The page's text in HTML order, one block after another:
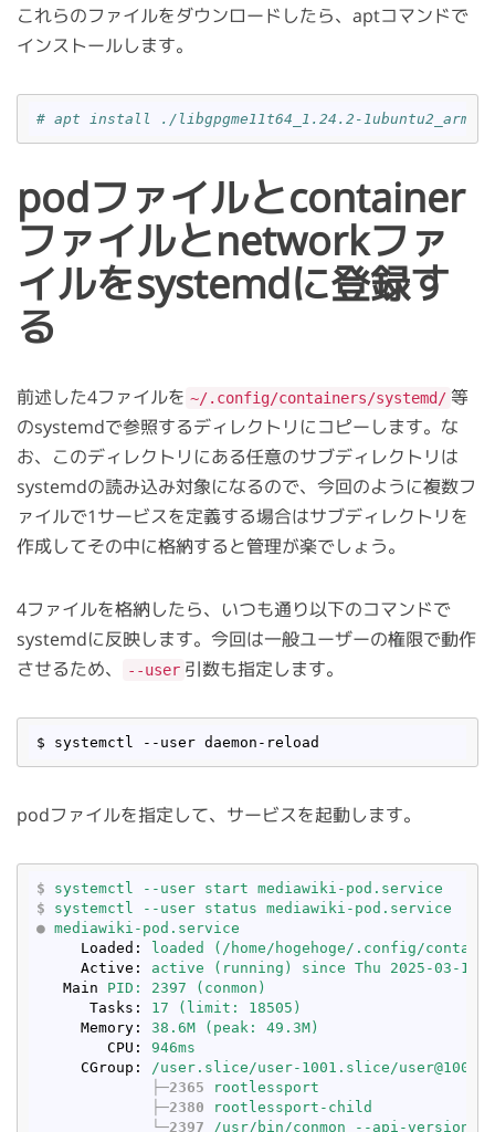
これらのファイルをダウンロードしたら、aptコマンドで
インストールします。
# apt install ./libgpgme11t64_1.24.2-
podファイルとcontainer
ファイルとnetworkファ
イルをsystemdに登録す
る
前述した4ファイルを ~/.config/containers/systemd/ 等
のsystemdで参照するディレクトリにコピーします。な
お、このディレクトリにある任意のサブディレクトリは
systemdの読み込み対象になるので、今回のように複数フ
ァイルで1サービスを定義する場合はサブディレクトリを
作成してその中に格納すると管理が楽でしょう。
4ファイルを格納したら、いつも通り以下のコマンドで
systemdに反映します。今回は一般ユーザーの権限で動作
させるため、
--user 引数も指定します。
podファイルを指定して、サービスを起動します。
$
systemctl --user start mediawiki-pod.service
$
systemctl --user status mediawiki-pod.service
● mediawiki-pod.service
Loaded : loaded (/home/hogehoge/.config/
Active : active (running) since Thu 2025-03-12
Main
PID: 2397 (conmon)
Tasks : 17 (limit: 18505)
Memory: 38.6M (peak: 49.3M)
CPU : 946ms
CGroup :
/user.slice/user-1001.slice/
├─2365
rootlessport
├─2380
rootlessport-child
└─2397
/usr/bin/conmon --api-version 1 -c